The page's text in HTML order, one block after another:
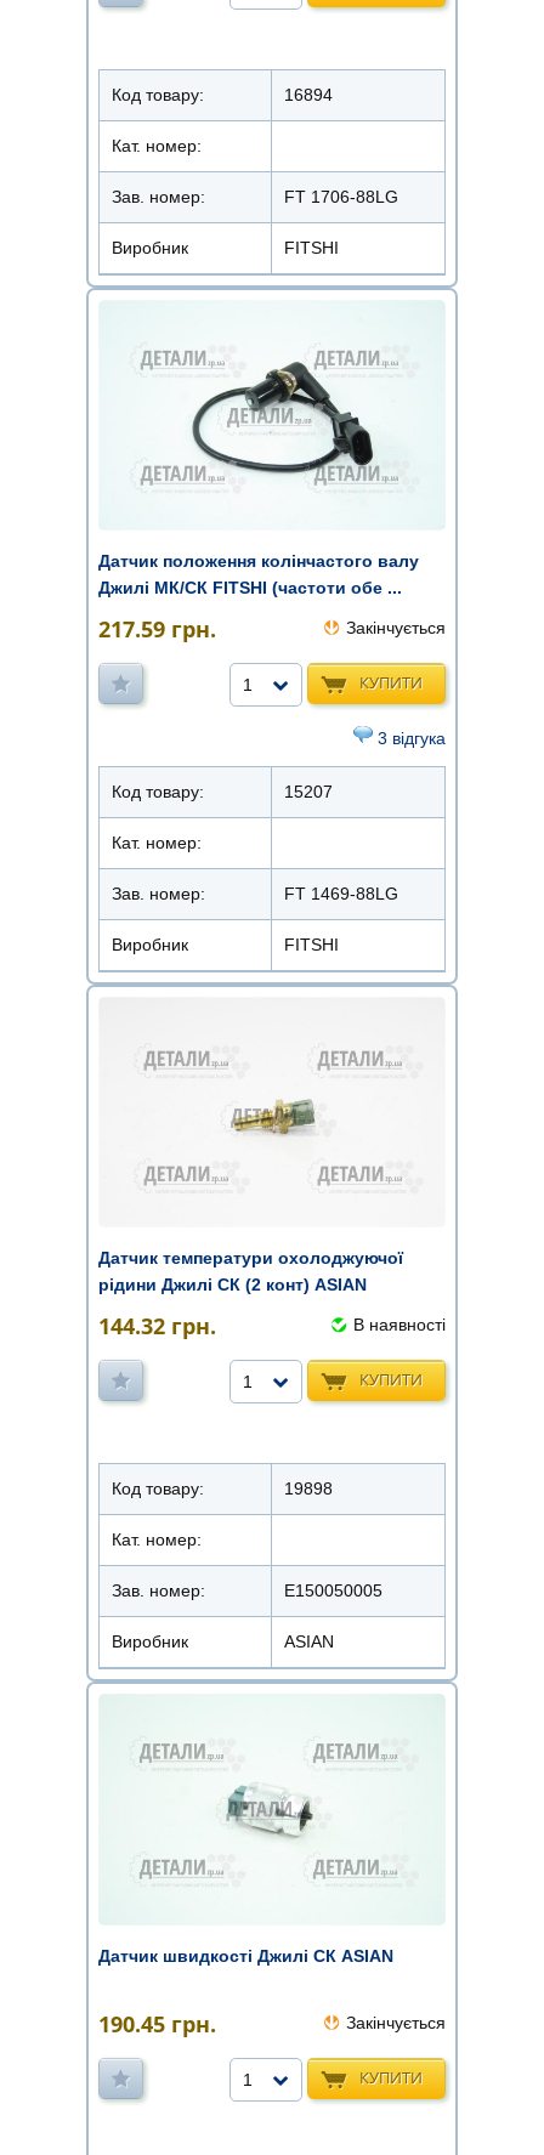
Код товару: 16894
Кат. номер:
Зав. номер: FT 1706-88LG
Виробник FITSHI
Датчик положення колінчастого валу
Джилі МК/СК FITSHI (частоти обе ...
217.59 грн. Закінчується
КУПИТИ
1
3 відгука
Код товару: 15207
Кат. номер:
Зав. номер: FT 1469-88LG
Виробник FITSHI
Датчик температури охолоджуючої
рідини Джилі СК (2 конт) ASIAN
144.32 грн. В наявності
КУПИТИ
1
Код товару: 19898
Кат. номер:
Зав. номер: E150050005
Виробник ASIAN
Датчик швидкості Джилі СК ASIAN
190.45 грн. Закінчується
КУПИТИ
1